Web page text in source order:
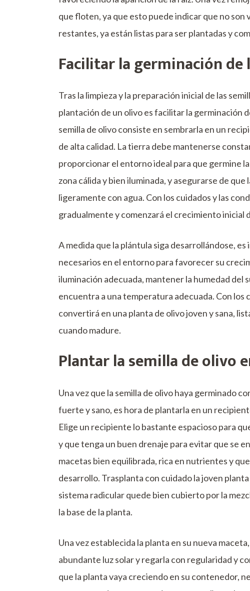
que floten, ya que esto puede indicar que no son
restantes, ya están listas para ser plantadas y
Facilitar la germinación de
Tras la limpieza y la preparación inicial de las
plantación de un olivo es facilitar la germinación
semilla de olivo consiste en sembrarla en un
de alta calidad. La tierra debe mantenerse
proporcionar el entorno ideal para que germine
zona cálida y bien iluminada, y asegurarse de
ligeramente con agua. Con los cuidados y las
gradualmente y comenzará el crecimiento inicial
A medida que la plántula siga desarrollándose,
necesarios en el entorno para favorecer su
iluminación adecuada, mantener la humedad del
encuentra a una temperatura adecuada. Con los
convertirá en una planta de olivo joven y sana,
cuando madure.
Plantar la semilla de olivo
Una vez que la semilla de olivo haya germinado
fuerte y sano, es hora de plantarla en un
Elige un recipiente lo bastante espacioso para
y que tenga un buen drenaje para evitar que se
macetas bien equilibrada, rica en nutrientes y
desarrollo. Trasplanta con cuidado la joven
sistema radicular quede bien cubierto por la
la base de la planta.
Una vez establecida la planta en su nueva
abundante luz solar y regarla con regularidad y
que la planta vaya creciendo en su contenedor,